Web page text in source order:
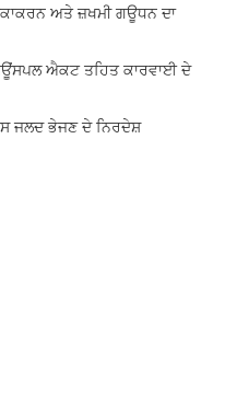
ਅਤੇ ਜ਼ਖਮੀ ਗਊਧਨ ਦਾ
ਐਕਟ ਤਹਿਤ ਕਾਰਵਾਈ ਦੇ
ਜਲਦ ਭੇਜਣ ਦੇ ਨਿਰਦੇਸ਼